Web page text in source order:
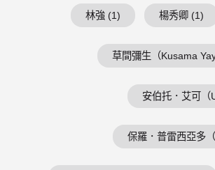
林強 (1) 楊秀卿 (1)
草間彌生（Kusama
安伯托．艾可（
保羅．普雷西亞多